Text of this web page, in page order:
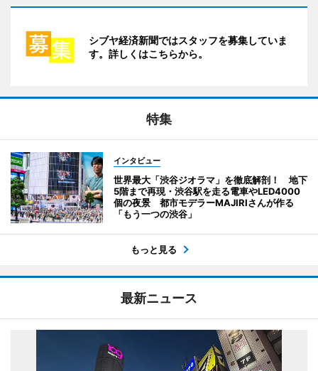
シブヤ経済新聞ではスタッフを募集していま
す。詳しくはこちらから。
特集
インタビュー
世界最大「渋谷ジオラマ」を徹底解剖！ 地下
5階まで再現・渋谷駅を走る電車やLED4000
個の夜景 都市モデラーMAJIRIさんが作る
「もう一つの渋谷」
もっと見る
最新ニュース